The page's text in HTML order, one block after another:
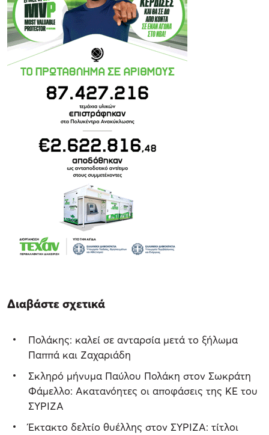
Διαβάστε σχετικά
Πολάκης: καλεί σε ανταρσία μετά το ξήλωμα
Παππά και Ζαχαριάδη
Σκληρό μήνυμα Παύλου Πολάκη στον Σωκράτη
Φάμελλο: Ακατανόητες οι αποφάσεις της ΚΕ του
ΣΥΡΙΖΑ
Έκτακτο δελτίο θυέλλης στον ΣΥΡΙΖΑ: τίτλοι